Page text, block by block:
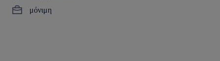
μόνιμη